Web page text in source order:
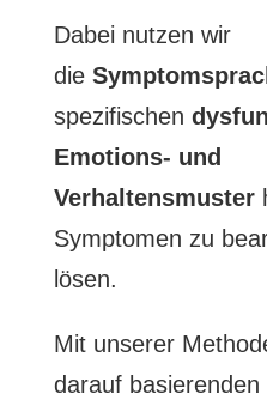
Dabei nutzen wir
die
spezifischen
Emotions- und
Verhaltensmuster
Symptomen zu
lösen.
Mit unserer
darauf